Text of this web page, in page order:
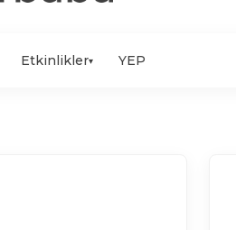
Etkinlikler▾ YEP